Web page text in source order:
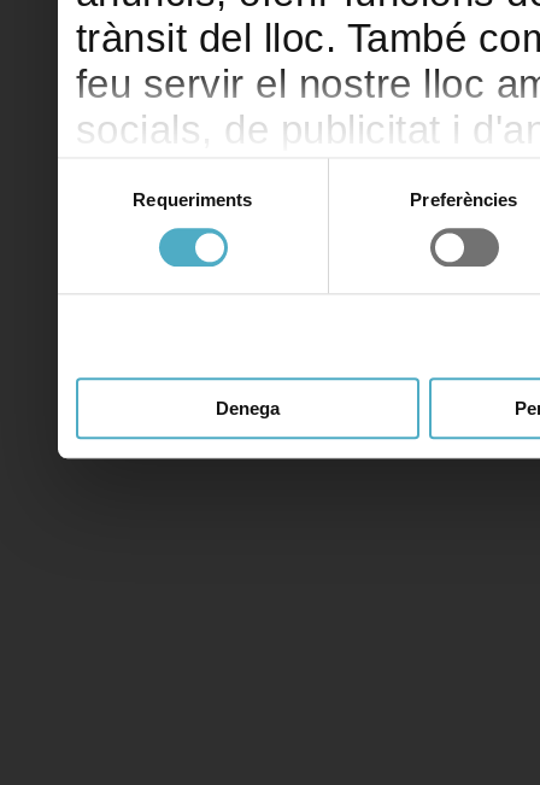
trànsit del lloc. També
feu servir el nostre lloc
socials, de publicitat i
hàgiu proporcionat o
heu fet dels seus serveis.
Requeriments Preferències
Denega